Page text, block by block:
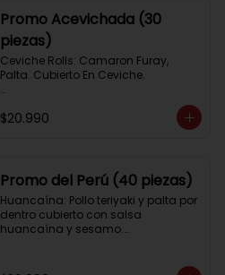
Promo Acevichada (30
piezas)
Ceviche Rolls: Camaron Furay,
Palta. Cubierto En Ceviche.
Acevichado Rolls: Camaron Furay,
Palta. Cubierto Con Pescado Blanco
queso crema y palta, frito en panko.
Coronado con salsa acevichada,
toques de cebolla, aji limo y cilantro
$20.990
Promo del Perú (40 piezas)
Huancaína: Pollo teriyaki y palta por
dentro cubierto con salsa
huancaína y sesamo.
dentro cubierto con lomo fino